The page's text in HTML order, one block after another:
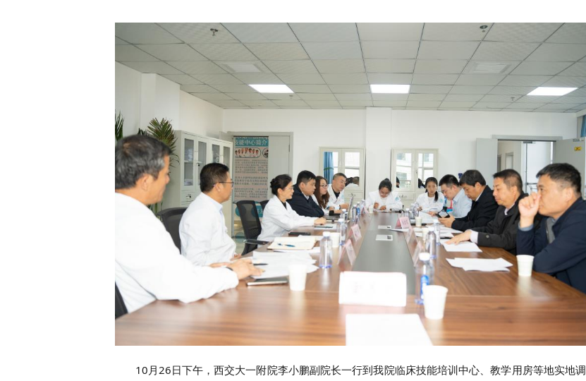
10月26日下午，西交大一附院李小鹏副院长一行到我院临床技能培训中心、教学用房等地实地调